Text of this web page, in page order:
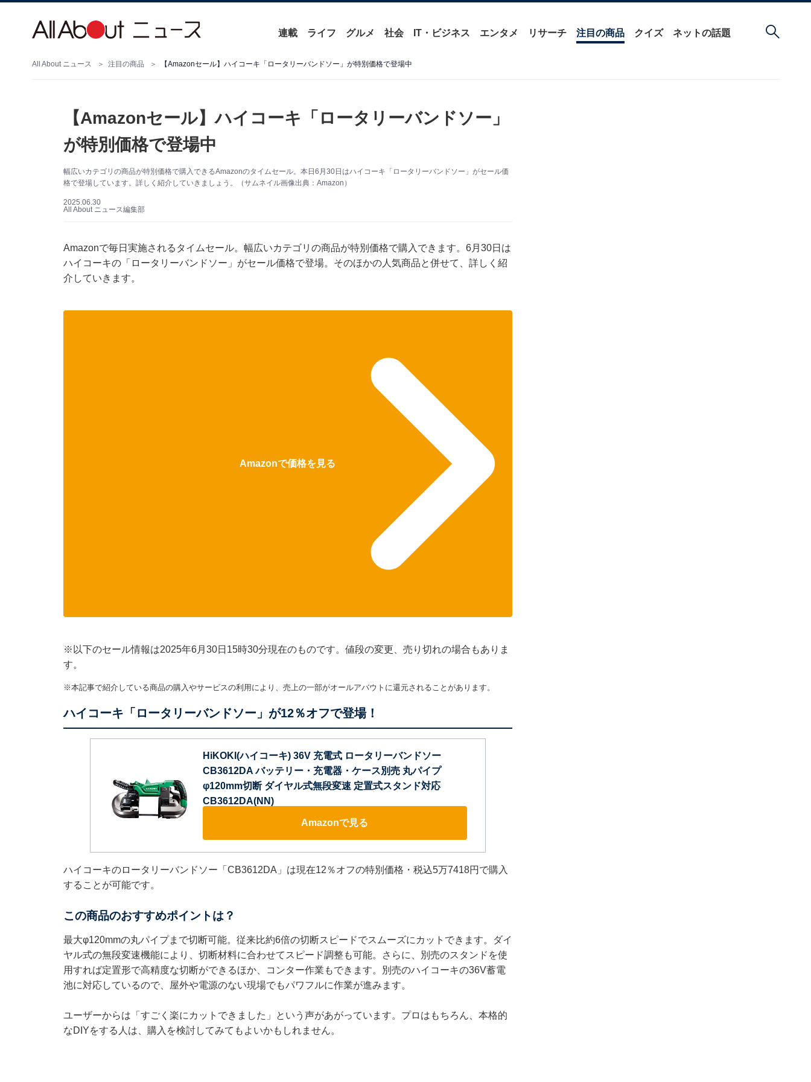
連載 ライフ グルメ 社会 IT・ビジネス エンタメ リサーチ 注目の商品 クイズ ネットの話題
All About ニュース 注目の商品 【Amazonセール】ハイコーキ「ロータリーバンドソー」が特別価格で登場中
【Amazonセール】ハイコーキ「ロータリーバンドソー」
が特別価格で登場中
幅広いカテゴリの商品が特別価格で購入できるAmazonのタイムセール。本日6月30日はハイコーキ「ロータリーバンドソー」がセール価
格で登場しています。詳しく紹介していきましょう。（サムネイル画像出典：Amazon）
2025.06.30
All About ニュース編集部
Amazonで毎日実施されるタイムセール。幅広いカテゴリの商品が特別価格で購入できます。6月30日は
ハイコーキの「ロータリーバンドソー」がセール価格で登場。そのほかの人気商品と併せて、詳しく紹
介していきます。
Amazonで価格を見る
※以下のセール情報は2025年6月30日15時30分現在のものです。値段の変更、売り切れの場合もありま
す。
※本記事で紹介している商品の購入やサービスの利用により、売上の一部がオールアバウトに還元されることがあります。
ハイコーキ「ロータリーバンドソー」が12％オフで登場！
HiKOKI(ハイコーキ) 36V 充電式 ロータリーバンドソー
CB3612DA バッテリー・充電器・ケース別売 丸パイプ
φ120mm切断 ダイヤル式無段変速 定置式スタンド対応
CB3612DA(NN)
Amazonで見る
ハイコーキのロータリーバンドソー「CB3612DA」は現在12％オフの特別価格・税込5万7418円で購入
することが可能です。
この商品のおすすめポイントは？
最大φ120mmの丸パイプまで切断可能。従来比約6倍の切断スピードでスムーズにカットできます。ダイ
ヤル式の無段変速機能により、切断材料に合わせてスピード調整も可能。さらに、別売のスタンドを使
用すれば定置形で高精度な切断ができるほか、コンター作業もできます。別売のハイコーキの36V蓄電
池に対応しているので、屋外や電源のない現場でもパワフルに作業が進みます。
ユーザーからは「すごく楽にカットできました」という声があがっています。プロはもちろん、本格的
なDIYをする人は、購入を検討してみてもよいかもしれません。